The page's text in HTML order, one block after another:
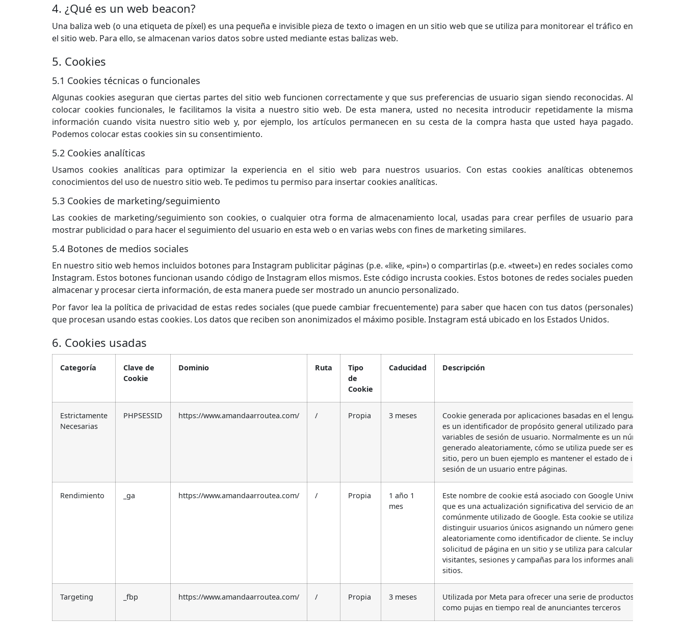
4. ¿Qué es un web beacon?
Una baliza web (o una etiqueta de píxel) es una pequeña e invisible pieza de texto o imagen en un sitio web que se utiliza para monitorear el tráfico en
el sitio web. Para ello, se almacenan varios datos sobre usted mediante estas balizas web.
5. Cookies
5.1 Cookies técnicas o funcionales
Algunas cookies aseguran que ciertas partes del sitio web funcionen correctamente y que sus preferencias de usuario sigan siendo reconocidas. Al
colocar cookies funcionales, le facilitamos la visita a nuestro sitio web. De esta manera, usted no necesita introducir repetidamente la misma
información cuando visita nuestro sitio web y, por ejemplo, los artículos permanecen en su cesta de la compra hasta que usted haya pagado.
Podemos colocar estas cookies sin su consentimiento.
5.2 Cookies analíticas
Usamos cookies analíticas para optimizar la experiencia en el sitio web para nuestros usuarios. Con estas cookies analíticas obtenemos
conocimientos del uso de nuestro sitio web. Te pedimos tu permiso para insertar cookies analíticas.
5.3 Cookies de marketing/seguimiento
Las cookies de marketing/seguimiento son cookies, o cualquier otra forma de almacenamiento local, usadas para crear perfiles de usuario para
mostrar publicidad o para hacer el seguimiento del usuario en esta web o en varias webs con fines de marketing similares.
5.4 Botones de medios sociales
En nuestro sitio web hemos incluidos botones para Instagram publicitar páginas (p.e. «like, «pin») o compartirlas (p.e. «tweet») en redes sociales como
Instagram. Estos botones funcionan usando código de Instagram ellos mismos. Este código incrusta cookies. Estos botones de redes sociales pueden
almacenar y procesar cierta información, de esta manera puede ser mostrado un anuncio personalizado.
Por favor lea la política de privacidad de estas redes sociales (que puede cambiar frecuentemente) para saber que hacen con tus datos (personales)
que procesan usando estas cookies. Los datos que reciben son anonimizados el máximo posible. Instagram está ubicado en los Estados Unidos.
6. Cookies usadas
Categoría
Clave de
Cookie
Dominio Ruta
Tipo
de
Cookie
Caducidad Descripción
Estrictamente
Necesarias
PHPSESSID https://www.amandaarroutea.com/ / Propia 3 meses
Cookie generada por aplicaciones basadas en el lenguaje PHP. Este
es un identificador de propósito general utilizado para mantener
variables de sesión de usuario. Normalmente es un número
generado aleatoriamente, cómo se utiliza puede ser específico del
sitio, pero un buen ejemplo es mantener el estado de inicio de
sesión de un usuario entre páginas.
Rendimiento _ga https://www.amandaarroutea.com/ / Propia
1 año 1
mes
Este nombre de cookie está asociado con Google Universal Analytics,
que es una actualización significativa del servicio de análisis más
comúnmente utilizado de Google. Esta cookie se utiliza para
distinguir usuarios únicos asignando un número generado
aleatoriamente como identificador de cliente. Se incluye en cada
solicitud de página en un sitio y se utiliza para calcular datos de
visitantes, sesiones y campañas para los informes analíticos de los
sitios.
Targeting _fbp https://www.amandaarroutea.com/ / Propia 3 meses
Utilizada por Meta para ofrecer una serie de productos publicitarios
como pujas en tiempo real de anunciantes terceros